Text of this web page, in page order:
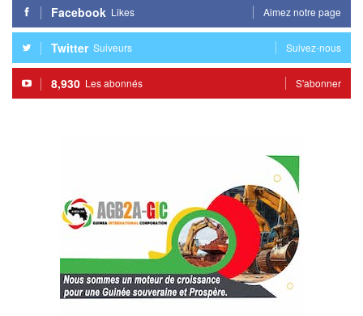
Facebook Likes Aimez notre page
Twitter Suiveurs Suivez-nous
8,930 Les abonnés S'abonner